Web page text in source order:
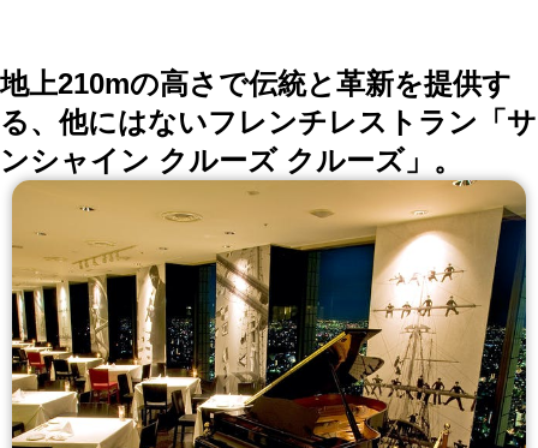
7,300円（税抜）～
地上210mの高さで伝統と革新を提供す
る、他にはないフレンチレストラン「サ
ンシャイン クルーズ クルーズ」。